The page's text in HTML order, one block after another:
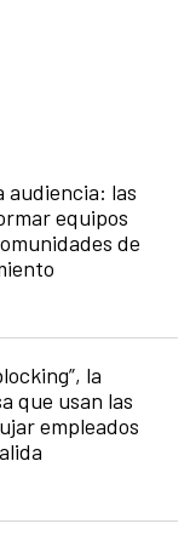
audiencia: las
equipos
de
la
que usan las
empleados